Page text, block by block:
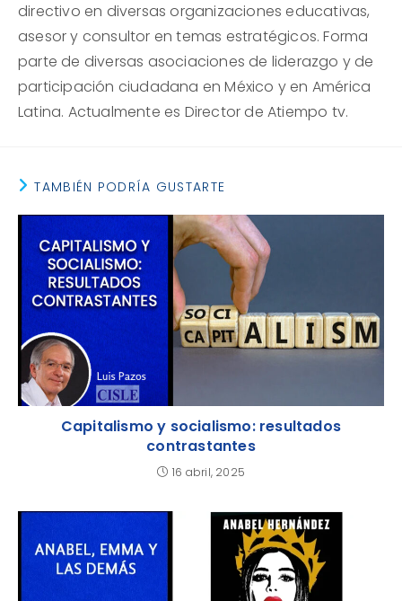
directivo en diversas organizaciones educativas,
asesor y consultor en temas estratégicos. Forma
parte de diversas asociaciones de liderazgo y de
participación ciudadana en México y en América
Latina. Actualmente es Director de Atiempo tv.
TAMBIÉN PODRÍA GUSTARTE
Capitalismo y socialismo: resultados
contrastantes
16 abril, 2025